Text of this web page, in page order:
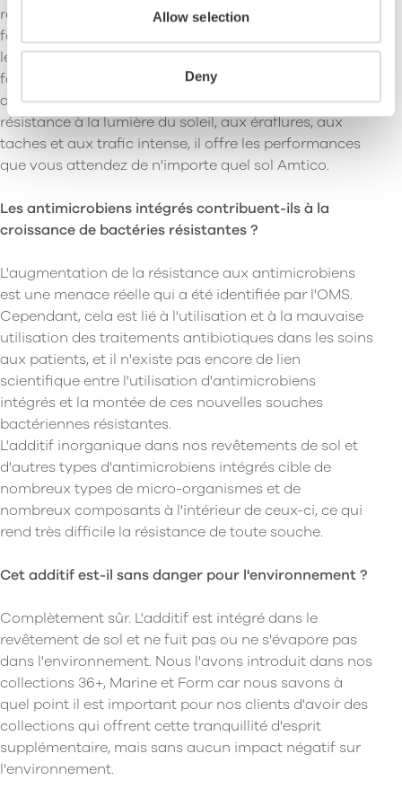
Allow selection
Deny
remplacer le nettoyage et la désinfection, mais pour
fournir un niveau de protection supplémentaire entre
les cycles de nettoyage réguliers dans les espaces à
fort trafic. Tous nos revêtements de sol
antimicrobiens possèdent les mêmes niveaux de
résistance à la lumière du soleil, aux éraflures, aux
taches et aux trafic intense, il offre les performances
que vous attendez de n'importe quel sol Amtico.
Les antimicrobiens intégrés contribuent-ils à la
croissance de bactéries résistantes ?
L'augmentation de la résistance aux antimicrobiens
est une menace réelle qui a été identifiée par l'OMS.
Cependant, cela est lié à l'utilisation et à la mauvaise
utilisation des traitements antibiotiques dans les soins
aux patients, et il n'existe pas encore de lien
scientifique entre l'utilisation d'antimicrobiens
intégrés et la montée de ces nouvelles souches
bactériennes résistantes.
L'additif inorganique dans nos revêtements de sol et
d'autres types d'antimicrobiens intégrés cible de
nombreux types de micro-organismes et de
nombreux composants à l'intérieur de ceux-ci, ce qui
rend très difficile la résistance de toute souche.
Cet additif est-il sans danger pour l'environnement ?
Complètement sûr. L'additif est intégré dans le
revêtement de sol et ne fuit pas ou ne s'évapore pas
dans l'environnement. Nous l'avons introduit dans nos
collections 36+, Marine et Form car nous savons à
quel point il est important pour nos clients d'avoir des
collections qui offrent cette tranquillité d'esprit
supplémentaire, mais sans aucun impact négatif sur
l'environnement.